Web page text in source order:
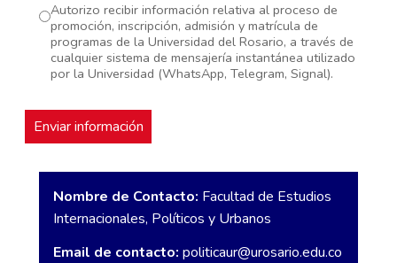
Autorizo recibir información relativa al proceso de
promoción, inscripción, admisión y matrícula de
programas de la Universidad del Rosario, a través de
cualquier sistema de mensajería instantánea utilizado
por la Universidad (WhatsApp, Telegram, Signal).
Nombre de Contacto: Facultad de Estudios
Internacionales, Políticos y Urbanos
Email de contacto: politicaur@urosario.edu.co